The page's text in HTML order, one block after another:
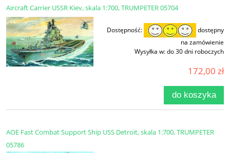
Aircraft Carrier USSR Kiev, skala 1:700, TRUMPETER 05704
Dostępność:
dostępny
na zamówienie
Wysyłka w:do 30 dni roboczych
172,00 zł
do koszyka
AOE Fast Combat Support Ship USS Detroit, skala 1:700, TRUMPETER
05786